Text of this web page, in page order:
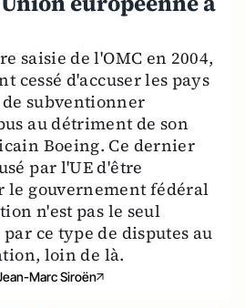
saisie de l'OMC en 2004,
cessé d'accuser les pays
subventionner
au détriment de son
Boeing. Ce dernier
par l'UE d'être
le gouvernement fédéral
n'est pas le seul
ce type de disputes au
loin de là.
Marc Siroën